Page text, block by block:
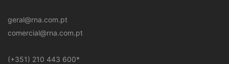
geral@rna.com.pt
comercial@rna.com.pt
​(+351) 210 443 600*